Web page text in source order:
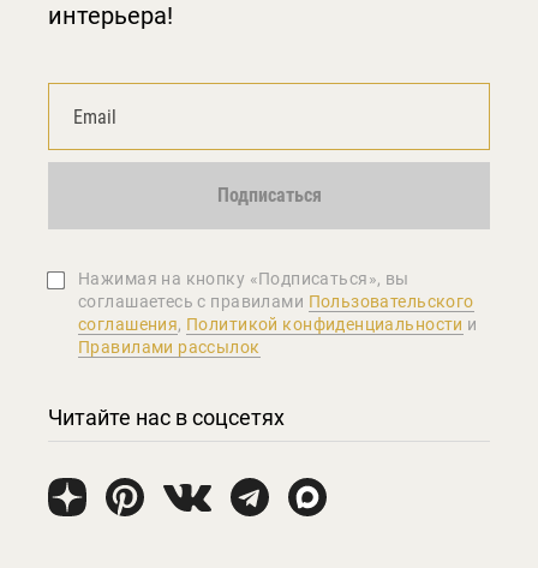
интерьера!
Подписаться
Нажимая на кнопку «Подписаться», вы
соглашаетеcь с правилами Пользовательского
соглашения, Политикой конфиденциальности и
Правилами рассылок
Читайте нас в соцсетях